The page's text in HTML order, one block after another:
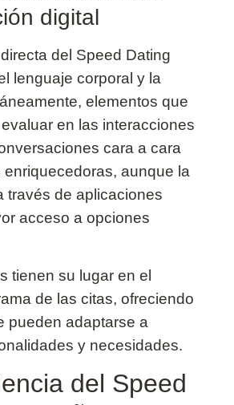
digital
del Speed Dating
lenguaje corporal y la
elementos que
en las interacciones
cara a cara
aunque la
través de aplicaciones
acceso a opciones
tienen su lugar en el
de las citas, ofreciendo
pueden adaptarse a
y necesidades.
del Speed